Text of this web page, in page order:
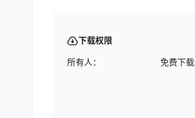
下载权限
所有人： 免费下载